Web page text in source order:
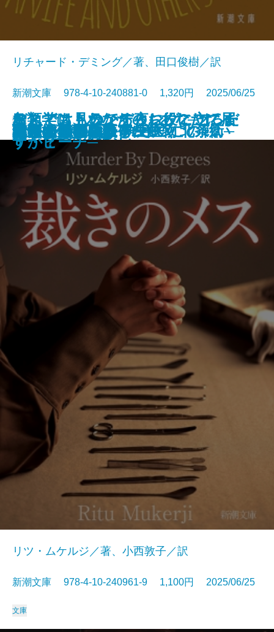
おとどけものです。─あなたに届
いた6つの恐怖─
あしたの名医3─執刀医・北条衛─
美しすぎた薔薇
君といた日の続き
皆のあらばしり
なんでも見つかる夜に、こころだ
けが見つからない
えげつない！ 寄生生物
らんたん
ナルニア国物語7 さいごの戦い
私立探偵マニー・ムーン
リチャード・デミング／著、田口俊樹／訳
新潮文庫 978-4-10-240881-0 1,320円 2025/06/25
文庫
裁きのメス
リツ・ムケルジ／著、小西敦子／訳
新潮文庫 978-4-10-240961-9 1,100円 2025/06/25
文庫
デス・ストランディング2─オン・
ザ・ビーチ─
記憶の鍵盤
成瀬は天下を取りにいく
母ちゃんのフラフープ
しろがねの葉
答えは風のなか
鳥類学は、あなたのお役に立てま
すか？
いつまで
罠